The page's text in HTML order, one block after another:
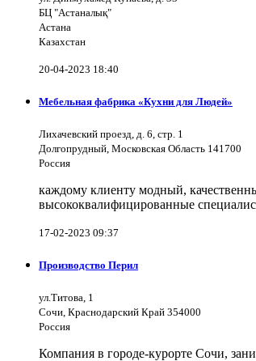
БЦ "Астаналық"
Астана
Казахстан
20-04-2023 18:40
Мебельная фабрика «Кухни для Людей»
Лихачевский проезд, д. 6, стр. 1
Долгопрудный, Московская Область 141700
Россия
каждому клиенту модный,
высококвалифицированные
17-02-2023 09:37
Производство Перил
ул.Титова, 1
Сочи, Краснодарский Край 354000
Россия
Компания в городе-курорте Сочи,